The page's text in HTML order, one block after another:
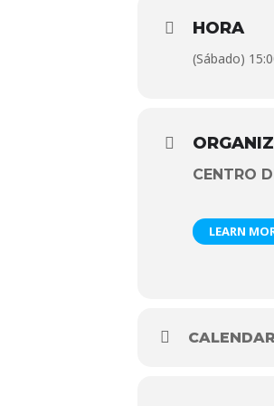
HORA
(Sábado)
CENTRO
LEARN
CALENDAR